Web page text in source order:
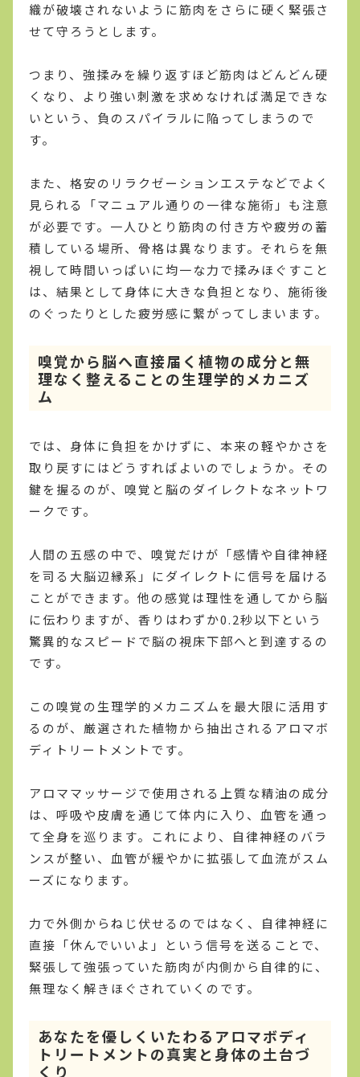
織が破壊されないように筋肉をさらに硬く緊張さ
せて守ろうとします。
つまり、強揉みを繰り返すほど筋肉はどんどん硬
くなり、より強い刺激を求めなければ満足できな
いという、負のスパイラルに陥ってしまうので
す。
また、格安のリラクゼーションエステなどでよく
見られる「マニュアル通りの一律な施術」も注意
が必要です。一人ひとり筋肉の付き方や疲労の蓄
積している場所、骨格は異なります。それらを無
視して時間いっぱいに均一な力で揉みほぐすこと
は、結果として身体に大きな負担となり、施術後
のぐったりとした疲労感に繋がってしまいます。
嗅覚から脳へ直接届く植物の成分と無
理なく整えることの生理学的メカニズ
ム
では、身体に負担をかけずに、本来の軽やかさを
取り戻すにはどうすればよいのでしょうか。その
鍵を握るのが、嗅覚と脳のダイレクトなネットワ
ークです。
人間の五感の中で、嗅覚だけが「感情や自律神経
を司る大脳辺縁系」にダイレクトに信号を届ける
ことができます。他の感覚は理性を通してから脳
に伝わりますが、香りはわずか0.2秒以下という
驚異的なスピードで脳の視床下部へと到達するの
です。
この嗅覚の生理学的メカニズムを最大限に活用す
るのが、厳選された植物から抽出されるアロマボ
ディトリートメントです。
アロママッサージで使用される上質な精油の成分
は、呼吸や皮膚を通じて体内に入り、血管を通っ
て全身を巡ります。これにより、自律神経のバラ
ンスが整い、血管が緩やかに拡張して血流がスム
ーズになります。
力で外側からねじ伏せるのではなく、自律神経に
直接「休んでいいよ」という信号を送ることで、
緊張して強張っていた筋肉が内側から自律的に、
無理なく解きほぐされていくのです。
あなたを優しくいたわるアロマボディ
トリートメントの真実と身体の土台づ
くり